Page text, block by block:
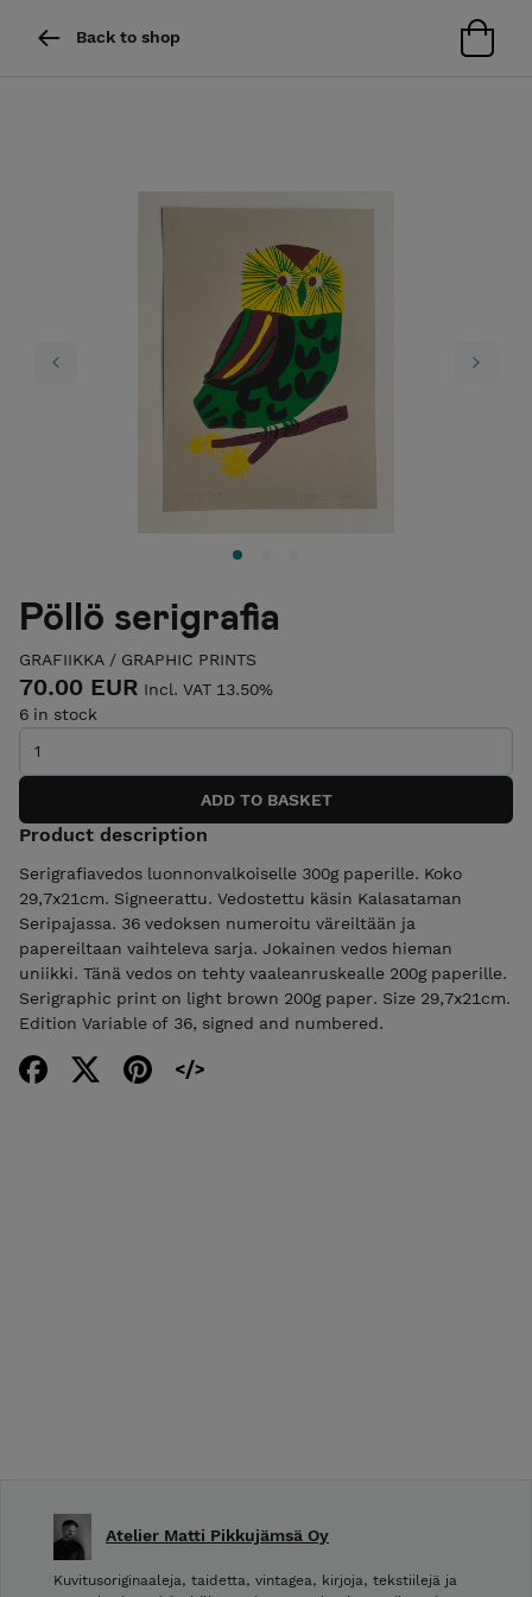
Back to shop
Previous Next
Pöllö serigrafia
GRAFIIKKA / GRAPHIC PRINTS
70.00 EUR Incl. VAT 13.50%
6 in stock
Product description
Serigrafiavedos luonnonvalkoiselle 300g paperille. Koko
29,7x21cm. Signeerattu. Vedostettu käsin Kalasataman
Seripajassa. 36 vedoksen numeroitu väreiltään ja
papereiltaan vaihteleva sarja. Jokainen vedos hieman
uniikki. Tänä vedos on tehty vaaleanruskealle 200g paperille.
Serigraphic print on light brown 200g paper. Size 29,7x21cm.
Edition Variable of 36, signed and numbered.
Atelier Matti Pikkujämsä Oy
Kuvitusoriginaaleja, taidetta, vintagea, kirjoja, tekstiilejä ja